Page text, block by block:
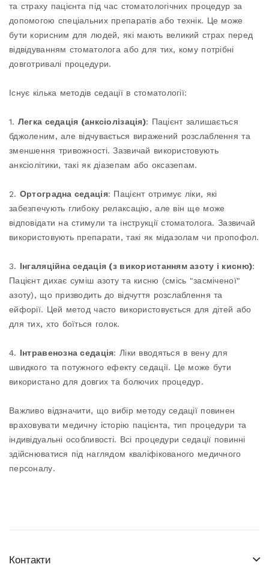
та страху пацієнта під час стоматологічних процедур за
допомогою спеціальних препаратів або технік. Це може
бути корисним для людей, які мають великий страх перед
відвідуванням стоматолога або для тих, кому потрібні
довготривалі процедури.
Існує кілька методів седації в стоматології:
1. Легка седація (анксіолізація): Пацієнт залишається
бджоленим, але відчувається виражений розслаблення та
зменшення тривожності. Зазвичай використовують
анксіолітики, такі як діазепам або оксазепам.
2. Ортоградна седація: Пацієнт отримує ліки, які
забезпечують глибоку релаксацію, але він ще може
відповідати на стимули та інструкції стоматолога. Зазвичай
використовують препарати, такі як мідазолам чи пропофол.
3. Інгаляційна седація (з використанням азоту і кисню):
Пацієнт дихає суміш азоту та кисню (смісь "засміченої"
азоту), що призводить до відчуття розслаблення та
ейфорії. Цей метод часто використовується для дітей або
для тих, хто боїться голок.
4. Інтравенозна седація: Ліки вводяться в вену для
швидкого та потужного ефекту седації. Це може бути
використано для довгих та болючих процедур.
Важливо відзначити, що вибір методу седації повинен
враховувати медичну історію пацієнта, тип процедури та
індивідуальні особливості. Всі процедури седації повинні
здійснюватися під наглядом кваліфікованого медичного
персоналу.
Контакти